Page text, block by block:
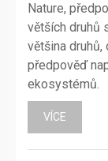
Nature,
větších druhů
většina
předpověď
ekosystémů.
VÍCE